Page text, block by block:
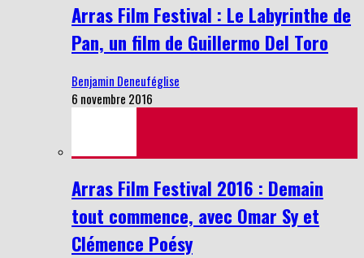
Arras Film Festival : Le Labyrinthe de
Pan, un film de Guillermo Del Toro
Benjamin Deneuféglise
6 novembre 2016
Arras Film Festival 2016 : Demain
tout commence, avec Omar Sy et
Clémence Poésy